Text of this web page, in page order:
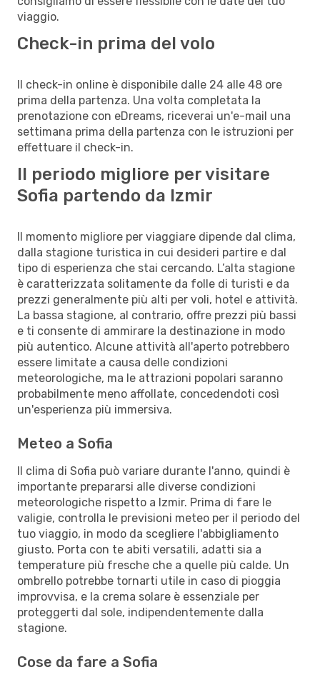
viaggio.
Check-in prima del volo
Il check-in online è disponibile dalle 24 alle 48 ore
prima della partenza. Una volta completata la
prenotazione con eDreams, riceverai un'e-mail una
settimana prima della partenza con le istruzioni per
effettuare il check-in.
Il periodo migliore per visitare
Sofia partendo da Izmir
Il momento migliore per viaggiare dipende dal clima,
dalla stagione turistica in cui desideri partire e dal
tipo di esperienza che stai cercando. L’alta stagione
è caratterizzata solitamente da folle di turisti e da
prezzi generalmente più alti per voli, hotel e attività.
La bassa stagione, al contrario, offre prezzi più bassi
e ti consente di ammirare la destinazione in modo
più autentico. Alcune attività all'aperto potrebbero
essere limitate a causa delle condizioni
meteorologiche, ma le attrazioni popolari saranno
probabilmente meno affollate, concedendoti così
un'esperienza più immersiva.
Meteo a Sofia
Il clima di Sofia può variare durante l'anno, quindi è
importante prepararsi alle diverse condizioni
meteorologiche rispetto a Izmir. Prima di fare le
valigie, controlla le previsioni meteo per il periodo del
tuo viaggio, in modo da scegliere l'abbigliamento
giusto. Porta con te abiti versatili, adatti sia a
temperature più fresche che a quelle più calde. Un
ombrello potrebbe tornarti utile in caso di pioggia
improvvisa, e la crema solare è essenziale per
proteggerti dal sole, indipendentemente dalla
stagione.
Cose da fare a Sofia